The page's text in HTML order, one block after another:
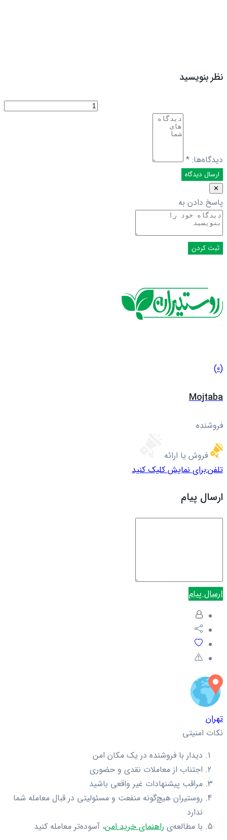
نظر بنویسید
دیدگاه‌ها: *
✕
پاسخ دادن به
(0)
Mojtaba
فروشنده
فروش یا ارائه
تلفن:برای نمایش کلیک کنید
ارسال پیام
ارسال پیام
تهران
نکات امنیتی
دیدار با فروشنده در یک مکان امن
اجتناب از معاملات نقدی و حضوری
مراقب پیشنهادات غیر واقعی باشید
روستیران هیچ‌گونه منفعت و مسئولیتی در قبال معامله شما
ندارد
با مطالعه‌ی راهنمای خرید امن، آسوده‌تر معامله کنید